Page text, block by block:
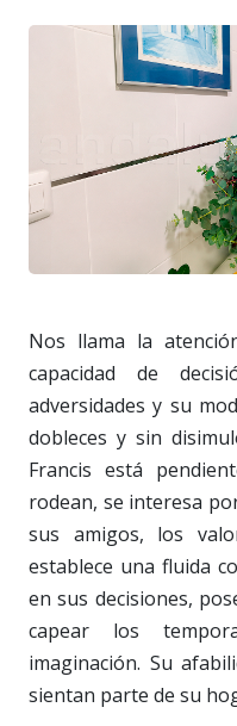
Nos llama la
capacidad de
adversidades y su
dobleces y sin
Francis está
rodean, se interesa
sus amigos, los
establece una fluida
en sus decisiones,
capear los
imaginación. Su
sientan parte de su